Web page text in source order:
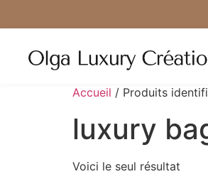
Accueil / Produits
luxury
Voici le seul résultat